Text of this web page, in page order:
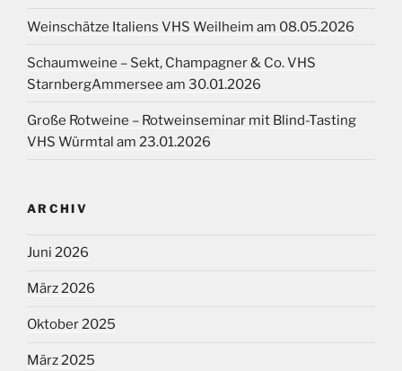
Weinschätze Italiens VHS Weilheim am 08.05.2026
Schaumweine – Sekt, Champagner & Co. VHS
StarnbergAmmersee am 30.01.2026
Große Rotweine – Rotweinseminar mit Blind-Tasting
VHS Würmtal am 23.01.2026
ARCHIV
Juni 2026
März 2026
Oktober 2025
März 2025